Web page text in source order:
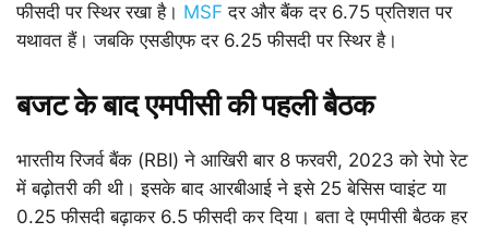
फीसदी पर स्थिर रखा है। MSF दर और बैंक दर 6.75 प्रतिशत पर
यथावत हैं। जबकि एसडीएफ दर 6.25 फीसदी पर स्थिर है।
बजट के बाद एमपीसी की पहली बैठक
भारतीय रिजर्व बैंक (RBI) ने आखिरी बार 8 फरवरी, 2023 को रेपो रेट
में बढ़ोतरी की थी। इसके बाद आरबीआई ने इसे 25 बेसिस प्वाइंट या
0.25 फीसदी बढ़ाकर 6.5 फीसदी कर दिया। बता दे एमपीसी बैठक हर